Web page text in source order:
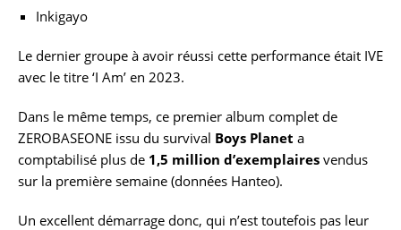
Inkigayo
Le dernier groupe à avoir réussi cette performance était IVE
avec le titre ‘I Am’ en 2023.
Dans le même temps, ce premier album complet de
ZEROBASEONE issu du survival Boys Planet a
comptabilisé plus de 1,5 million d’exemplaires vendus
sur la première semaine (données Hanteo).
Un excellent démarrage donc, qui n’est toutefois pas leur